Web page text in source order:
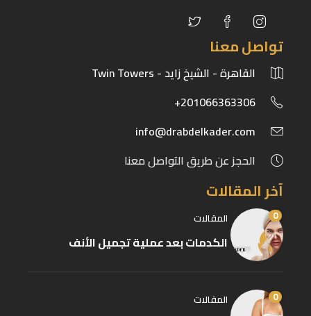
تواصل معنا
القاهرة - الشيخ زايد - Twin Towers
201066363306+
info@drabdelkader.com
الحجز عن طريق التواصل معنا
آخر المقالات
0 المقالات
الكدمات بعد عملية تجميل الأنف
0 المقالات